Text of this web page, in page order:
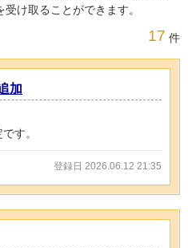
け取ることができます。
17 件
加
す。
登録日 2026.06.12 21:35